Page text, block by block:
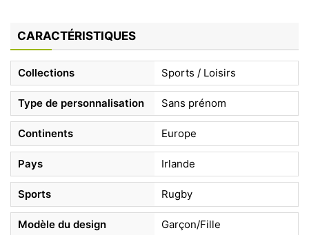
CARACTÉRISTIQUES
Collections Sports / Loisirs
Type de personnalisation Sans prénom
Continents Europe
Pays Irlande
Sports Rugby
Modèle du design Garçon/Fille